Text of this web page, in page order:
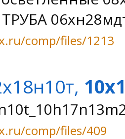
comp/files/1213
comp/files/409